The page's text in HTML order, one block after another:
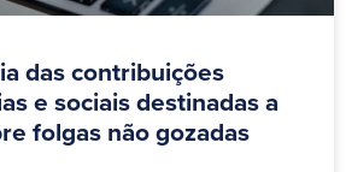
das contribuições
e sociais destinadas a
folgas não gozadas